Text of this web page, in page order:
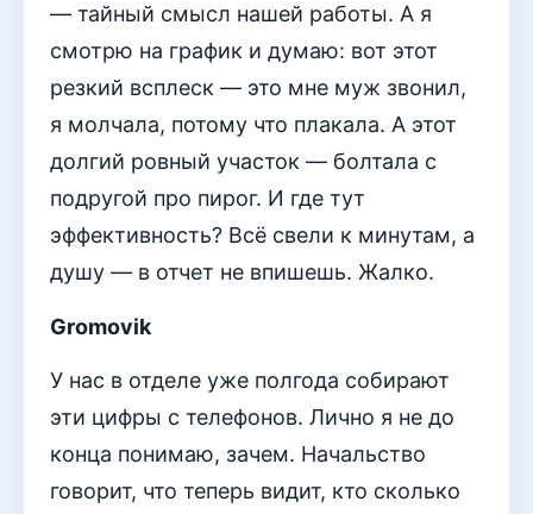
— тайный смысл нашей работы. А я
смотрю на график и думаю: вот этот
резкий всплеск — это мне муж звонил,
я молчала, потому что плакала. А этот
долгий ровный участок — болтала с
подругой про пирог. И где тут
эффективность? Всё свели к минутам, а
душу — в отчет не впишешь. Жалко.
Gromovik
У нас в отделе уже полгода собирают
эти цифры с телефонов. Лично я не до
конца понимаю, зачем. Начальство
говорит, что теперь видит, кто сколько